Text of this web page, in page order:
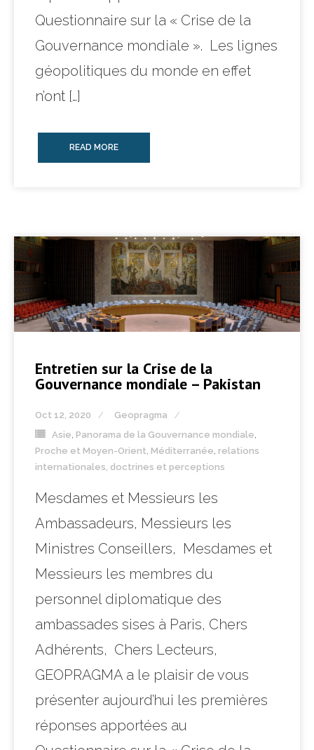
Questionnaire sur la « Crise de la
Gouvernance mondiale ». Les lignes
géopolitiques du monde en effet
n’ont […]
READ MORE
Entretien sur la Crise de la
Gouvernance mondiale – Pakistan
Oct 12, 2020
Geopragma
Asie Panorama de la Gouvernance mondiale
Proche et Moyen-Orient, Méditerranée relations
internationales, doctrines et perceptions
Mesdames et Messieurs les
Ambassadeurs, Messieurs les
Ministres Conseillers, Mesdames et
Messieurs les membres du
personnel diplomatique des
ambassades sises à Paris, Chers
Adhérents, Chers Lecteurs,
GEOPRAGMA a le plaisir de vous
présenter aujourd’hui les premières
réponses apportées au